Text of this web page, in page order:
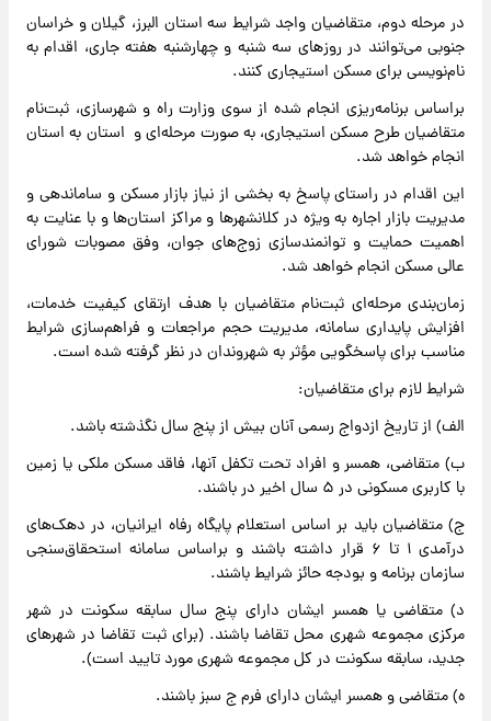
در مرحله دوم، متقاضیان واجد شرایط سه استان البرز، گیلان و خراسان
جنوبی می‌توانند در روزهای سه شنبه و چهارشنبه هفته جاری، اقدام به
نام‌نویسی برای مسکن استیجاری کنند.
براساس برنامه‌ریزی انجام شده از سوی وزارت راه و شهرسازی، ثبت‌نام
متقاضیان طرح مسکن استیجاری، به صورت مرحله‌ای و استان به استان
انجام خواهد شد.
این اقدام در راستای پاسخ به بخشی از نیاز بازار مسکن و ساماندهی و
مدیریت بازار اجاره به ویژه در کلانشهرها و مراکز استان‌ها و با عنایت به
اهمیت حمایت و توانمندسازی زوج‌های جوان، وفق مصوبات شورای
عالی مسکن انجام خواهد شد.
زمان‌بندی مرحله‌ای ثبت‌نام متقاضیان با هدف ارتقای کیفیت خدمات،
افزایش پایداری سامانه، مدیریت حجم مراجعات و فراهم‌سازی شرایط
مناسب برای پاسخگویی مؤثر به شهروندان در نظر گرفته شده است.
شرایط لازم برای متقاضیان:
الف) از تاریخ ازدواج رسمی آنان بیش از پنج سال نگذشته باشد.
ب) متقاضی، همسر و افراد تحت تکفل آنها، فاقد مسکن ملکی یا زمین
با کاربری مسکونی در ۵ سال اخیر در باشند.
ج) متقاضیان باید بر اساس استعلام پایگاه رفاه ایرانیان، در دهک‌های
درآمدی ۱ تا ۶ قرار داشته باشند و براساس سامانه استحقاق‌سنجی
سازمان برنامه و بودجه حائز شرایط باشند.
د) متقاضی یا همسر ایشان دارای پنج سال سابقه سکونت در شهر
مرکزی مجموعه شهری محل تقاضا باشند. (برای ثبت تقاضا در شهرهای
جدید، سابقه سکونت در کل مجموعه شهری مورد تایید است).
ه) متقاضی و همسر ایشان دارای فرم ج سبز باشند.